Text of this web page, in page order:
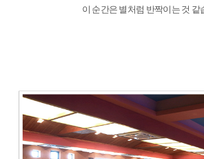
이 순간은 별처럼 반짝이는 것 같